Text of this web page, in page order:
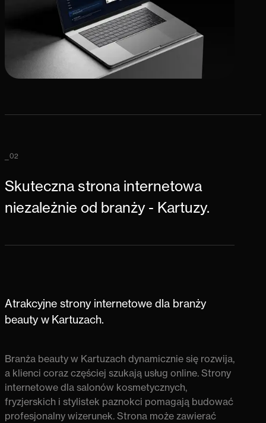
Skuteczna strona internetowa
niezależnie od branży - Kartuzy.
_02
Atrakcyjne strony internetowe dla branży
beauty w Kartuzach.
Branża beauty w Kartuzach dynamicznie się rozwija,
a klienci coraz częściej szukają usług online. Strony
internetowe dla salonów kosmetycznych,
fryzjerskich i stylistek paznokci pomagają budować
profesjonalny wizerunek. Strona może zawierać